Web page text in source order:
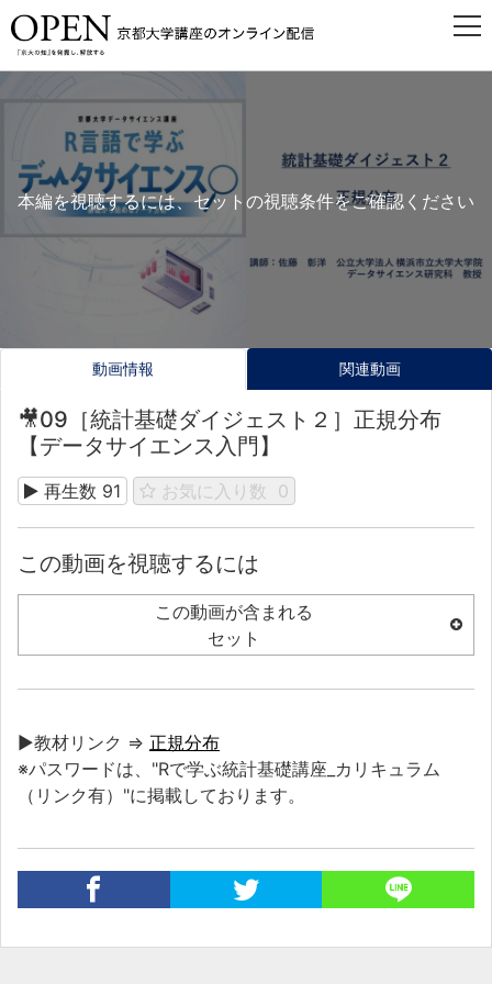
本編を視聴するには、セットの視聴条件をご確認ください
動画情報 関連動画
🎥09［統計基礎ダイジェスト２］正規分布
【データサイエンス入門】
再生数 91 お気に入り数 0
この動画を視聴するには
この動画が含まれる
セット
▶教材リンク ⇒ 正規分布
※パスワードは、"Rで学ぶ統計基礎講座_カリキュラム
（リンク有）"に掲載しております。